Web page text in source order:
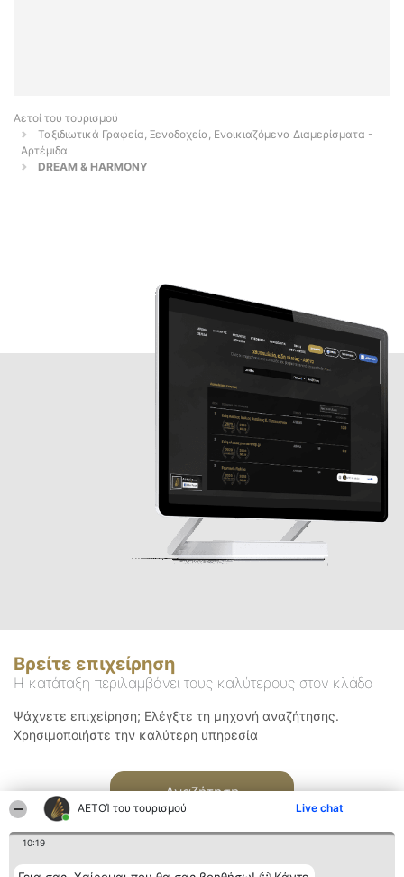
ΑΕΤΟΊ του τουρισμού Live chat
10:19
Αετοί του τουρισμού
Ταξιδιωτικά Γραφεία, Ξενοδοχεία, Ενοικιαζόμενα Διαμερίσματα -
Αρτέμιδα
DREAM & HARMONY
Βρείτε επιχείρηση
Η κατάταξη περιλαμβάνει τους καλύτερους στον κλάδο
Ψάχνετε επιχείρηση; Ελέγξτε τη μηχανή αναζήτησης.
Χρησιμοποιήστε την καλύτερη υπηρεσία
Αναζήτηση